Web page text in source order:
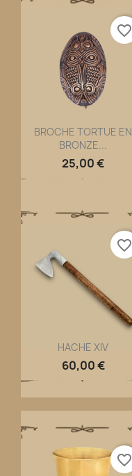
Aperçu rapide
BROCHE TORTUE EN
BRONZE...
25,00 €
favorite_border
Aperçu rapide
HACHE XIV
60,00 €
favorite_border
favorite_border